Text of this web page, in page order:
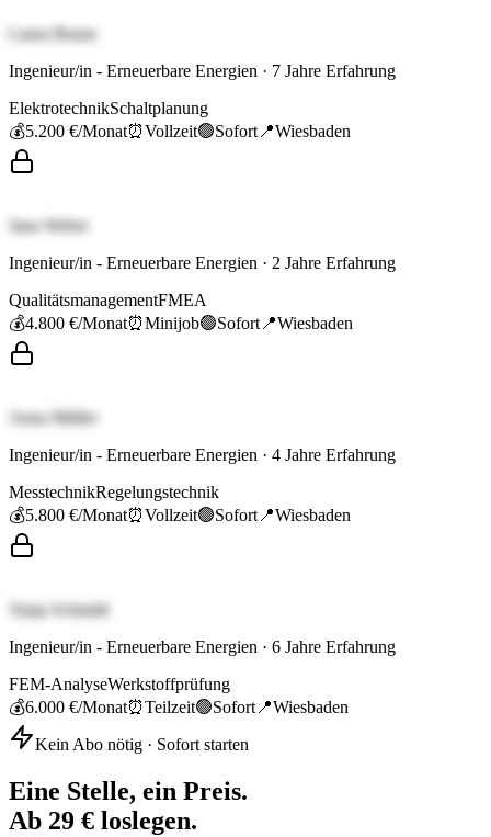
Laura Braun
Ingenieur/in - Erneuerbare Energien · 7 Jahre Erfahrung
ElektrotechnikSchaltplanung
💰5.200 €/Monat⏰Vollzeit🟢Sofort 📍Wiesbaden
Jana Weber
Ingenieur/in - Erneuerbare Energien · 2 Jahre Erfahrung
QualitätsmanagementFMEA
💰4.800 €/Monat⏰Minijob🟢Sofort 📍Wiesbaden
Anna Müller
Ingenieur/in - Erneuerbare Energien · 4 Jahre Erfahrung
MesstechnikRegelungstechnik
💰5.800 €/Monat⏰Vollzeit🟢Sofort 📍Wiesbaden
Tanja Schmidt
Ingenieur/in - Erneuerbare Energien · 6 Jahre Erfahrung
FEM-AnalyseWerkstoffprüfung
💰6.000 €/Monat⏰Teilzeit🟢Sofort 📍Wiesbaden
Kein Abo nötig · Sofort starten
Eine Stelle, ein Preis.
Ab 29 € loslegen.